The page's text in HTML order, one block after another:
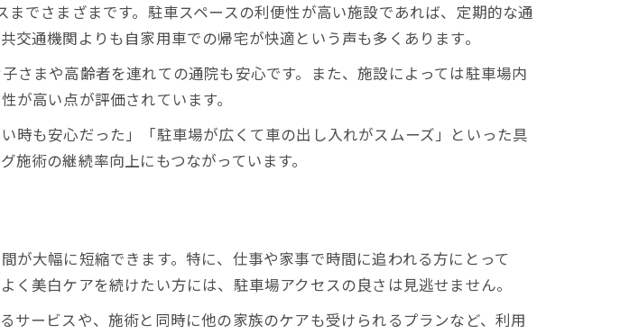
活のヒント
ング習慣の作り方
なしの美白生活を実現
ための生活リズム見直し
ング通院を叶える秘訣
トニングケアのポイント
でさまざまです。駐車スペースの利便性が高い施設であれば、定期的な通
通機関よりも自家用車での帰宅が快適という声も多くあります。
まや高齢者を連れての通院も安心です。また、施設によっては駐車場内
が高い点が評価されています。
時も安心だった」「駐車場が広くて車の出し入れがスムーズ」といった具
術の継続率向上にもつながっています。
大幅に短縮できます。特に、仕事や家事で時間に追われる方にとって
美白ケアを続けたい方には、駐車場アクセスの良さは見逃せません。
ービスや、施術と同時に他の家族のケアも受けられるプランなど、利用